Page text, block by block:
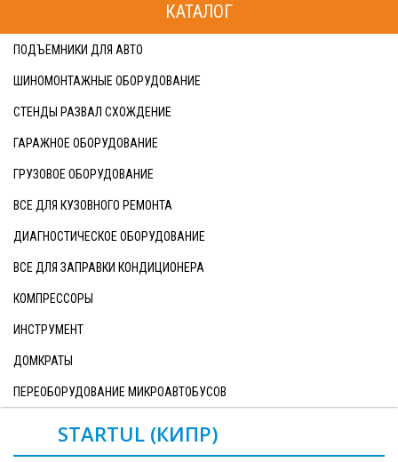
КАТАЛОГ
ПОДЪЕМНИКИ ДЛЯ АВТО
ШИНОМОНТАЖНЫЕ ОБОРУДОВАНИЕ
СТЕНДЫ РАЗВАЛ СХОЖДЕНИЕ
ГАРАЖНОЕ ОБОРУДОВАНИЕ
ГРУЗОВОЕ ОБОРУДОВАНИЕ
ВСЕ ДЛЯ КУЗОВНОГО РЕМОНТА
ДИАГНОСТИЧЕСКОЕ ОБОРУДОВАНИЕ
ВСЕ ДЛЯ ЗАПРАВКИ КОНДИЦИОНЕРА
КОМПРЕССОРЫ
ИНСТРУМЕНТ
ДОМКРАТЫ
ПЕРЕОБОРУДОВАНИЕ МИКРОАВТОБУСОВ
STARTUL (КИПР)